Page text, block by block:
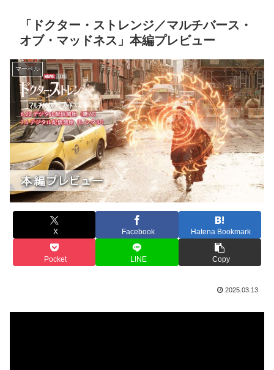
「ドクター・ストレンジ／マルチバース・
オブ・マッドネス」本編プレビュー
マーベル
X Facebook Hatena Bookmark
Pocket LINE Copy
2025.03.13